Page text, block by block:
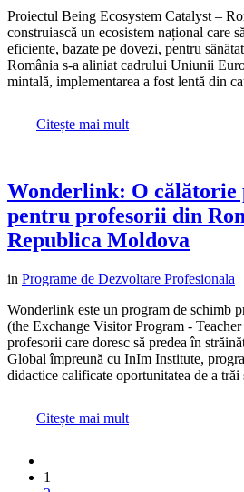
Proiectul Being Ecosystem Catalyst –
construiască un ecosistem național care
eficiente, bazate pe dovezi, pentru
România s-a aliniat cadrului Uniunii
mintală, implementarea a fost lentă din
Citește mai mult
Wonderlink: O călătorie
pentru profesorii din
Republica Moldova
in Programe de Dezvoltare Profesionala
Wonderlink este un program de schimb
(the Exchange Visitor Program -
profesorii care doresc să predea în
Global împreună cu InIm Institute,
didactice calificate oportunitatea de a trăi
Citește mai mult
1